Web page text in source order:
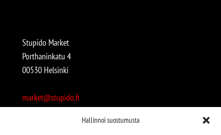
Hallinnoi suostumusta
Stupido Market
Porthaninkatu 4
00530 Helsinki
market@stupido.fi